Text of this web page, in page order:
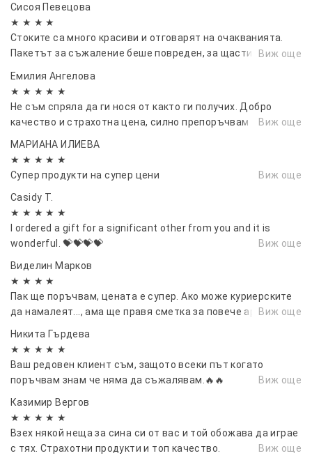
Сисоя Певецова
★ ★ ★ ★
Стоките са много красиви и отговарят на очакванията.
Пакетът за съжаление беше повреден, за щастие стоките
Виж още
Емилия Ангелова
★ ★ ★ ★ ★
Не съм спряла да ги нося от както ги получих. Добро
качество и страхотна цена, силно препоръчвам 💜Виж още
МАРИАНА ИЛИЕВА
★ ★ ★ ★ ★
Супер продукти на супер цени
Виж още
Casidy T.
★ ★ ★ ★ ★
I ordered a gift for a significant other from you and it is
wonderful. 💝💝💝💝
Виж още
Виделин Марков
★ ★ ★ ★
Пак ще поръчвам, цената е супер. Ако може куриерските
да намалеят..., ама ще правя сметка за повече артикули 👍
Виж още
Никита Гърдева
★ ★ ★ ★ ★
Ваш редовен клиент съм, защото всеки път когато
поръчвам знам че няма да съжалявам.🔥🔥
Виж още
Казимир Вергов
★ ★ ★ ★ ★
Взех някой неща за сина си от вас и той обожава да играе
с тях. Страхотни продукти и топ качество.
Виж още